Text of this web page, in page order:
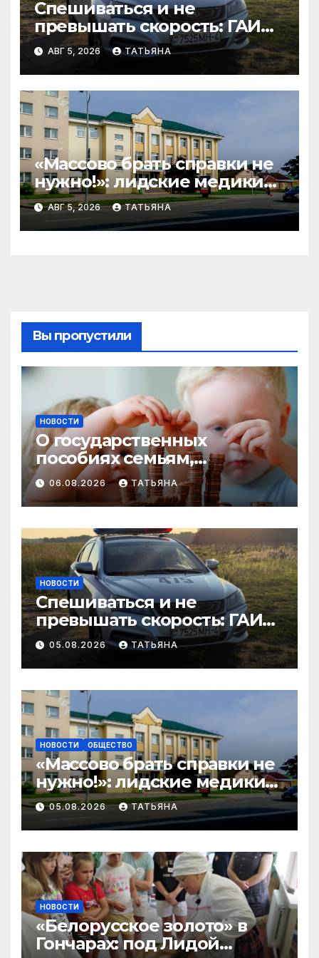
Спешиваться и не
превышать скорость: ГАИ
Гродненщины проверяет
велосипедистов и
самокатчиков
АВГ 5, 2026 ТАТЬЯНА
«Массово брать справки не
нужно!»: лидские медики
развеивают миф перед 1
сентября
АВГ 5, 2026 ТАТЬЯНА
Вы пропустили
НОВОСТИ
О государственных
пособиях семьям,
воспитывающим детей
06.08.2026 ТАТЬЯНА
НОВОСТИ
Спешиваться и не
превышать скорость: ГАИ
Гродненщины проверяет
велосипедистов и
самокатчиков
05.08.2026 ТАТЬЯНА
НОВОСТИ ОБЩЕСТВО
«Массово брать справки не
нужно!»: лидские медики
развеивают миф перед 1
сентября
05.08.2026 ТАТЬЯНА
НОВОСТИ
«Белорусское золото» в
Гончарах: под Лидой